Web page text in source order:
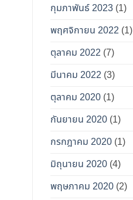
กุมภาพันธ์ 2023 (1)
พฤศจิกายน 2022 (1)
ตุลาคม 2022 (7)
มีนาคม 2022 (3)
ตุลาคม 2020 (1)
กันยายน 2020 (1)
กรกฎาคม 2020 (1)
มิถุนายน 2020 (4)
พฤษภาคม 2020 (2)